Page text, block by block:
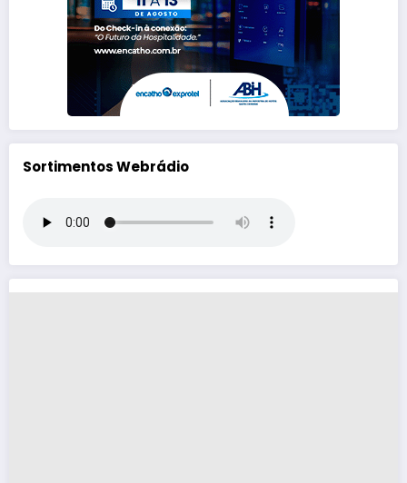
Sortimentos Webrádio